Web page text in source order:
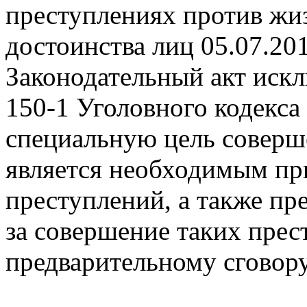
преступлениях против
достоинства лиц
Законодательный акт
150-1 Уголовного
специальную цель
является необходимым
преступлений, а также
за совершение таких
предварительному